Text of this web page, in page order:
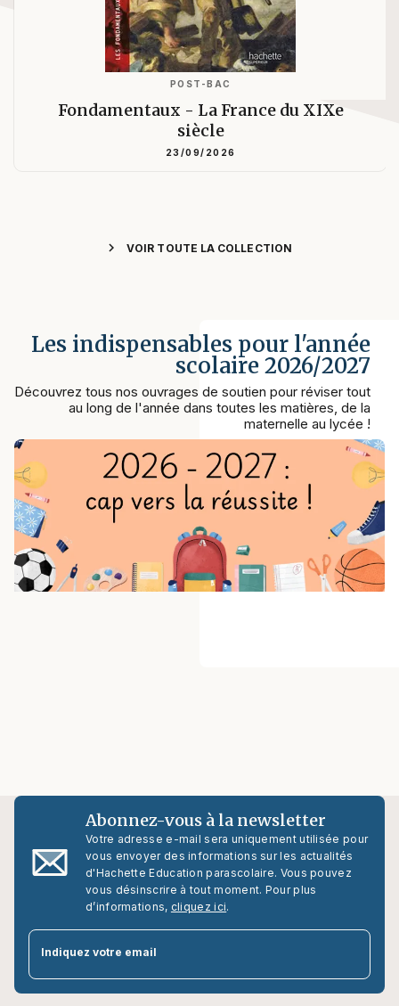
POST-BAC
Fondamentaux - La France du XIXe
siècle
23/09/2026
chevron_right VOIR TOUTE LA COLLECTION
Les indispensables pour l'année
scolaire 2026/2027
Découvrez tous nos ouvrages de soutien pour réviser tout
au long de l'année dans toutes les matières, de la
maternelle au lycée !
Abonnez-vous à la newsletter
Votre adresse e-mail sera uniquement utilisée pour
vous envoyer des informations sur les actualités
d'Hachette Education parascolaire. Vous pouvez
vous désinscrire à tout moment. Pour plus
d’informations, cliquez ici.
Indiquez votre email